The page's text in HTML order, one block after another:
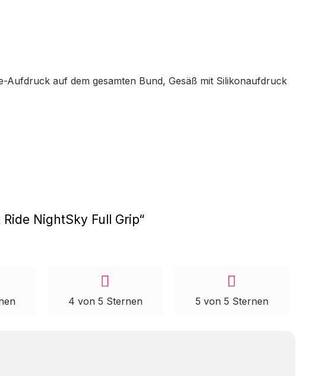
Aufdruck auf dem gesamten Bund, Gesäß mit Silikonaufdruck
NightSky Full Grip“
4 von 5 Sternen 5 von 5 Sternen